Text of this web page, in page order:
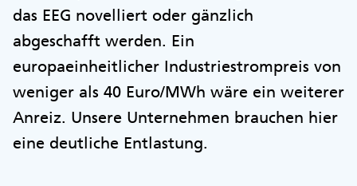
das EEG novelliert oder gänzlich
abgeschafft werden. Ein
europaeinheitlicher Industriestrompreis von
weniger als 40 Euro/MWh wäre ein weiterer
Anreiz. Unsere Unternehmen brauchen hier
eine deutliche Entlastung.